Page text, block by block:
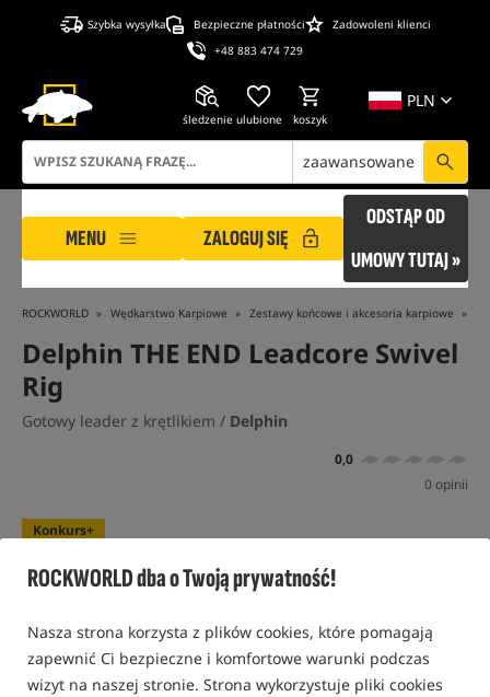
ROCKWORLD dba o Twoją prywatność!
Nasza strona korzysta z plików cookies, które pomagają
zapewnić Ci bezpieczne i komfortowe warunki podczas
wizyt na naszej stronie. Strona wykorzystuje pliki cookies
Szybka wysyłka Bezpieczne płatności
Zadowoleni klienci
+48 883 474 729
PLN
śledzenie ulubione koszyk
zaawansowane
MENU ZALOGUJ SIĘ
ODSTĄP OD
UMOWY TUTAJ »
ROCKWORLD Wędkarstwo Karpiowe Zestawy końcowe i akcesoria karpiowe
Delphin THE END Leadcore Swivel
Rig
Gotowy leader z krętlikiem / Delphin
0,0
0 opinii
Konkurs+